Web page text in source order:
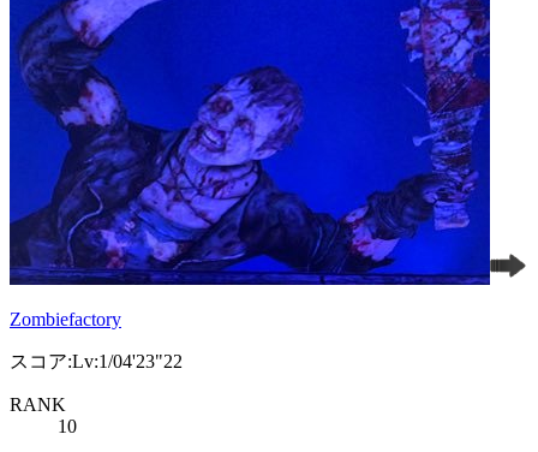
Zombiefactory
スコア:Lv:1/04'23"22
RANK
10